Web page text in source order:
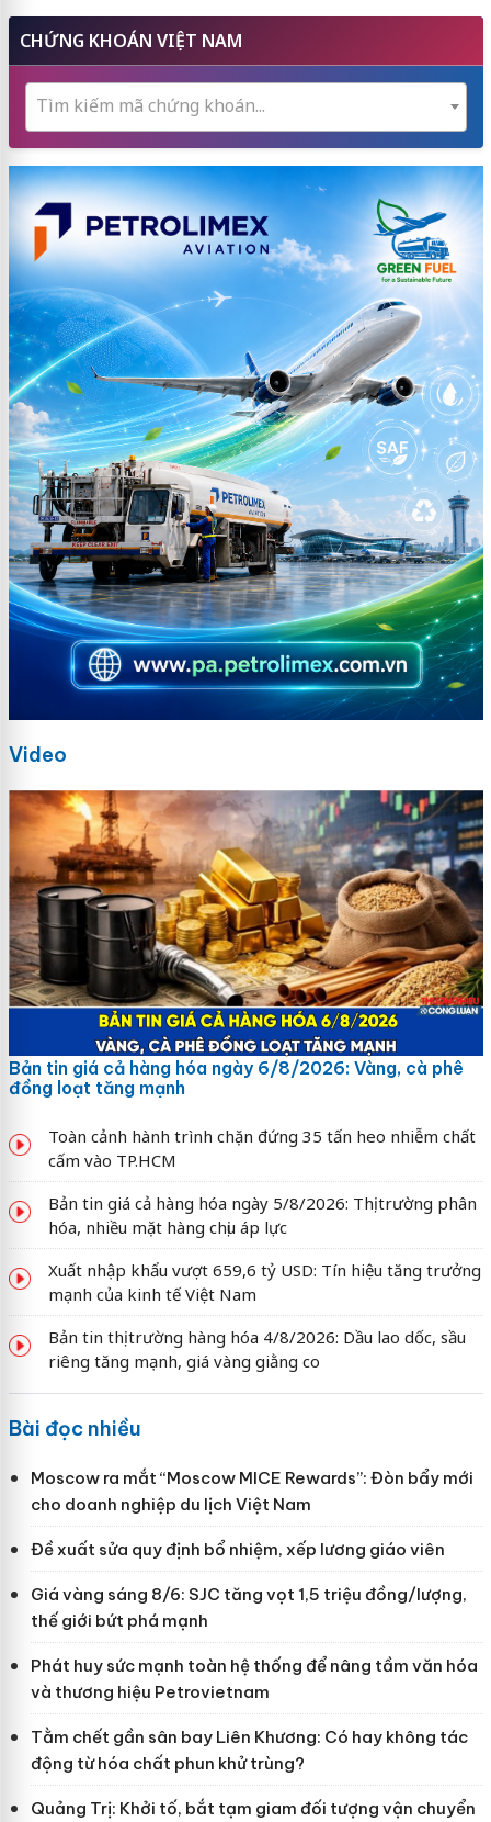
CHỨNG KHOÁN VIỆT NAM
Tìm kiếm mã chứng khoán...
Video
Bản tin giá cả hàng hóa ngày 6/8/2026: Vàng, cà phê
đồng loạt tăng mạnh
Toàn cảnh hành trình chặn đứng 35 tấn heo nhiễm chất
cấm vào TP.HCM
Bản tin giá cả hàng hóa ngày 5/8/2026: Thị trường phân
hóa, nhiều mặt hàng chịu áp lực
Xuất nhập khẩu vượt 659,6 tỷ USD: Tín hiệu tăng trưởng
mạnh của kinh tế Việt Nam
Bản tin thị trường hàng hóa 4/8/2026: Dầu lao dốc, sầu
riêng tăng mạnh, giá vàng giằng co
Bài đọc nhiều
Moscow ra mắt “Moscow MICE Rewards”: Đòn bẩy mới
cho doanh nghiệp du lịch Việt Nam
Đề xuất sửa quy định bổ nhiệm, xếp lương giáo viên
Giá vàng sáng 8/6: SJC tăng vọt 1,5 triệu đồng/lượng,
thế giới bứt phá mạnh
Phát huy sức mạnh toàn hệ thống để nâng tầm văn hóa
và thương hiệu Petrovietnam
Tằm chết gần sân bay Liên Khương: Có hay không tác
động từ hóa chất phun khử trùng?
Quảng Trị: Khởi tố, bắt tạm giam đối tượng vận chuyển